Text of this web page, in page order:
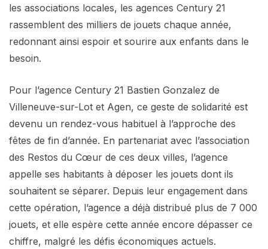
les associations locales, les agences Century 21
rassemblent des milliers de jouets chaque année,
redonnant ainsi espoir et sourire aux enfants dans le
besoin.
Pour l’agence Century 21 Bastien Gonzalez de
Villeneuve-sur-Lot et Agen, ce geste de solidarité est
devenu un rendez-vous habituel à l’approche des
fêtes de fin d’année. En partenariat avec l’association
des Restos du Cœur de ces deux villes, l’agence
appelle ses habitants à déposer les jouets dont ils
souhaitent se séparer. Depuis leur engagement dans
cette opération, l’agence a déjà distribué plus de 7 000
jouets, et elle espère cette année encore dépasser ce
chiffre, malgré les défis économiques actuels.